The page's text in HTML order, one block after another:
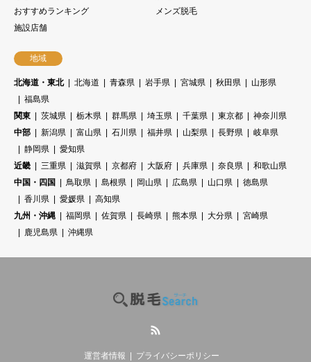
おすすめランキング
メンズ脱毛
施設店舗
地域
北海道・東北 北海道 青森県 岩手県 宮城県 秋田県
山形県
福島県
関東
茨城県 栃木県 群馬県 埼玉県 千葉県 東京都
神奈川県
中部
新潟県 富山県 石川県 福井県 山梨県 長野県
岐阜県
静岡県
愛知県
近畿
三重県 滋賀県 京都府 大阪府 兵庫県 奈良県
和歌山県
中国・四国
鳥取県 島根県 岡山県 広島県 山口県
徳島県
香川県
愛媛県
高知県
九州・沖縄
福岡県 佐賀県 長崎県 熊本県 大分県
宮崎県
鹿児島県
沖縄県
運営者情報 プライバシーポリシー